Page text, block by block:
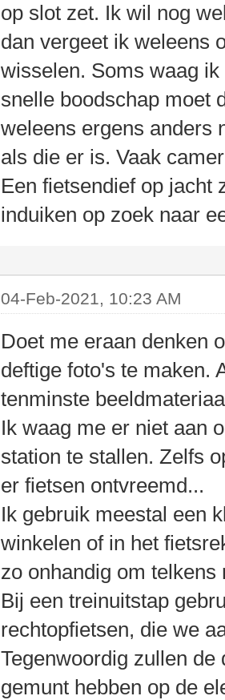
op slot zet. Ik wil nog
dan vergeet ik weleens
wisselen. Soms waag
snelle boodschap moet
weleens ergens anders
als die er is. Vaak
Een fietsendief op jacht
induiken op zoek naar
04-Feb-2021, 10:23 AM
Doet me eraan denken
deftige foto's te maken.
tenminste
Ik waag me er niet aan
station te stallen. Zelfs
er fietsen ontvreemd...
Ik gebruik meestal een
winkelen of in het
zo onhandig om telkens
Bij een treinuitstap
rechtopfietsen, die we
Tegenwoordig zullen
gemunt hebben op de